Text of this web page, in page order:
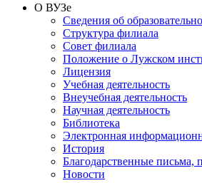
О ВУЗе
Сведения об
Структура филиала
Совет филиала
Положение о Лужском
Лицензия
Учебная деятельность
Внеучебная деятельность
Научная деятельность
Библиотека
Электронная
История
Благодарственные письма,
Новости